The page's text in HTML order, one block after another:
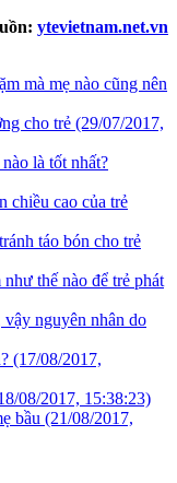
ytevietnam.net.vn
mà mẹ nào cũng nên
cho trẻ (29/07/2017,
là tốt nhất?
chiều cao của trẻ
táo bón cho trẻ
thế nào để trẻ phát
vậy nguyên nhân do
(17/08/2017,
08/2017, 15:38:23)
bầu (21/08/2017,